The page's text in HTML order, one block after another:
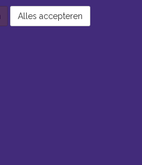
Alles accepteren